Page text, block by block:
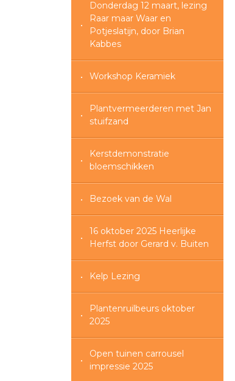
Donderdag 12 maart, lezing
Raar maar Waar en
Potjeslatijn, door Brian
Kabbes
Workshop Keramiek
Plantvermeerderen met Jan
stuifzand
Kerstdemonstratie
bloemschikken
Bezoek van de Wal
16 oktober 2025 Heerlijke
Herfst door Gerard v. Buiten
Kelp Lezing
Plantenruilbeurs oktober
2025
Open tuinen carrousel
impressie 2025